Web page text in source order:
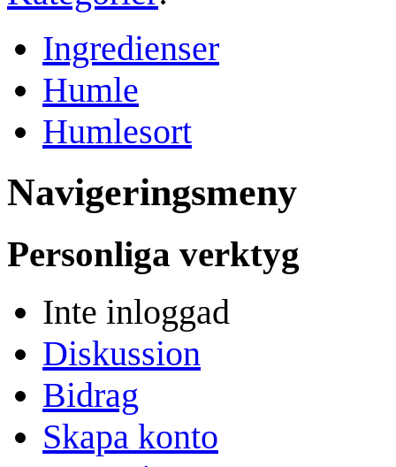
Ingredienser
Humle
Humlesort
Navigeringsmeny
Personliga verktyg
Inte inloggad
Diskussion
Bidrag
Skapa konto